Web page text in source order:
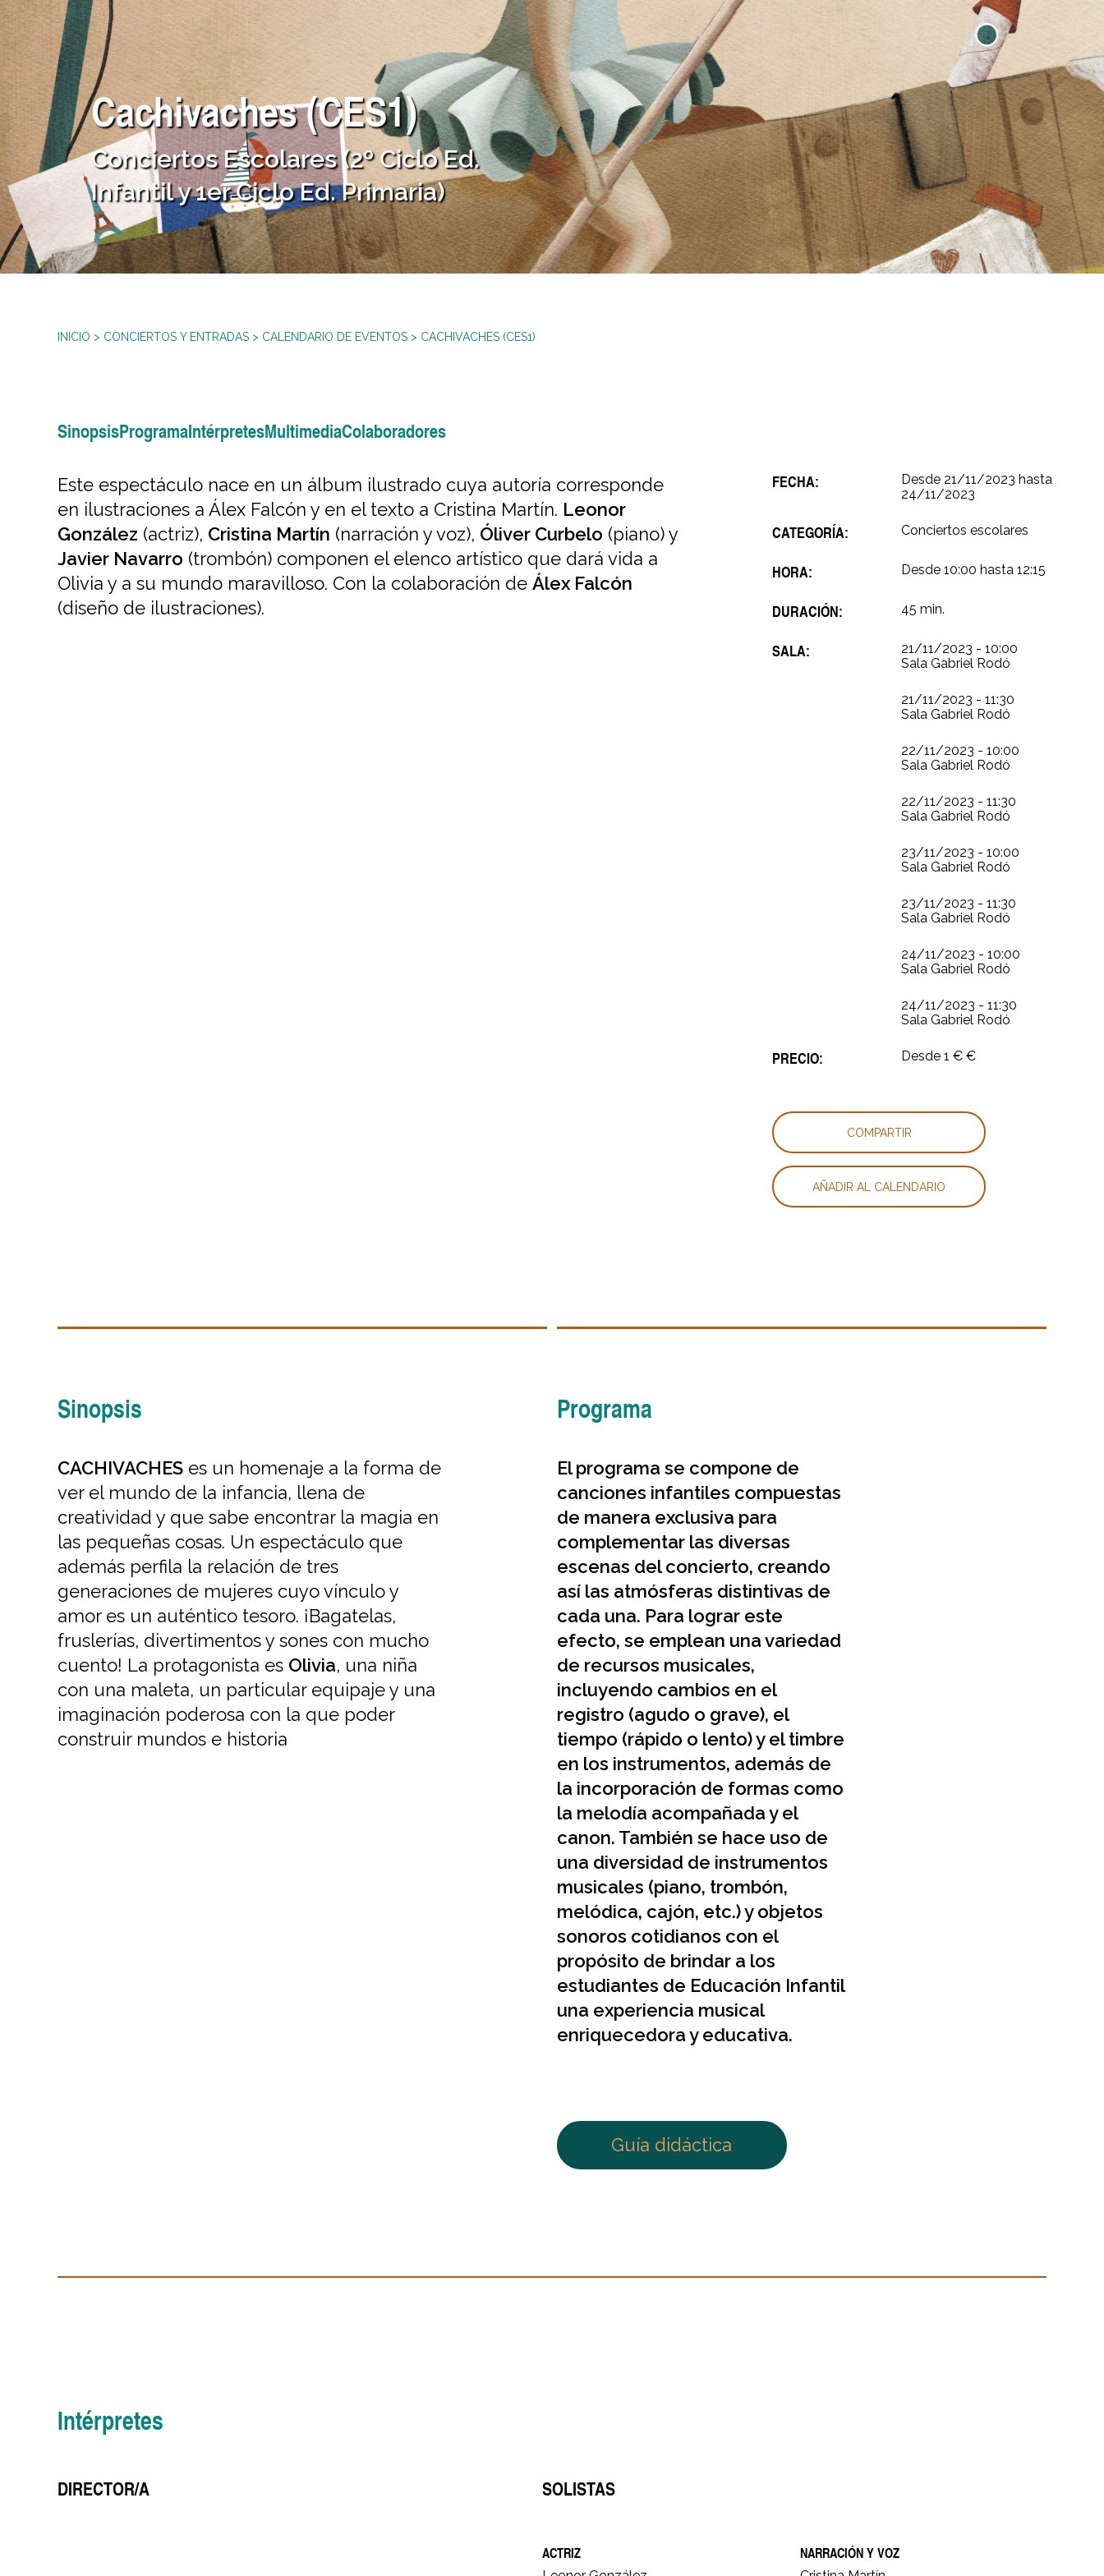
Cachivaches (CES1)
Conciertos Escolares (2º Ciclo Ed.
Infantil y 1er Ciclo Ed. Primaria)
INICIO > CONCIERTOS Y ENTRADAS > CALENDARIO DE EVENTOS > CACHIVACHES (CES1)
SinopsisProgramaIntérpretesMultimediaColaboradores
Este espectáculo nace en un álbum ilustrado cuya autoría corresponde
en ilustraciones a Álex Falcón y en el texto a Cristina Martín. Leonor
González (actriz), Cristina Martín (narración y voz), Óliver Curbelo (piano) y
Javier Navarro (trombón) componen el elenco artístico que dará vida a
Olivia y a su mundo maravilloso. Con la colaboración de Álex Falcón
(diseño de ilustraciones).
FECHA: Desde 21/11/2023hasta
24/11/2023
CATEGORÍA: Conciertos escolares
HORA: Desde 10:00 hasta 12:15
DURACIÓN: 45 min.
SALA:
21/11/2023 - 10:00
Sala Gabriel Rodó
21/11/2023 - 11:30
Sala Gabriel Rodó
22/11/2023 - 10:00
Sala Gabriel Rodó
22/11/2023 - 11:30
Sala Gabriel Rodó
23/11/2023 - 10:00
Sala Gabriel Rodó
23/11/2023 - 11:30
Sala Gabriel Rodó
24/11/2023 - 10:00
Sala Gabriel Rodó
24/11/2023 - 11:30
Sala Gabriel Rodó
PRECIO: Desde 1 € €
COMPARTIR
AÑADIR AL CALENDARIO
Sinopsis
CACHIVACHES es un homenaje a la forma de
ver el mundo de la infancia, llena de
creatividad y que sabe encontrar la magia en
las pequeñas cosas. Un espectáculo que
además perfila la relación de tres
generaciones de mujeres cuyo vínculo y
amor es un auténtico tesoro. ¡Bagatelas,
fruslerías, divertimentos y sones con mucho
cuento! La protagonista es Olivia, una niña
con una maleta, un particular equipaje y una
imaginación poderosa con la que poder
construir mundos e historia
Programa
El programa se compone de
canciones infantiles compuestas
de manera exclusiva para
complementar las diversas
escenas del concierto, creando
así las atmósferas distintivas de
cada una. Para lograr este
efecto, se emplean una variedad
de recursos musicales,
incluyendo cambios en el
registro (agudo o grave), el
tiempo (rápido o lento) y el timbre
en los instrumentos, además de
la incorporación de formas como
la melodía acompañada y el
canon. También se hace uso de
una diversidad de instrumentos
musicales (piano, trombón,
melódica, cajón, etc.) y objetos
sonoros cotidianos con el
propósito de brindar a los
estudiantes de Educación Infantil
una experiencia musical
enriquecedora y educativa.
Guía didáctica
Intérpretes
DIRECTOR/A SOLISTAS
ACTRIZ NARRACIÓN Y VOZ